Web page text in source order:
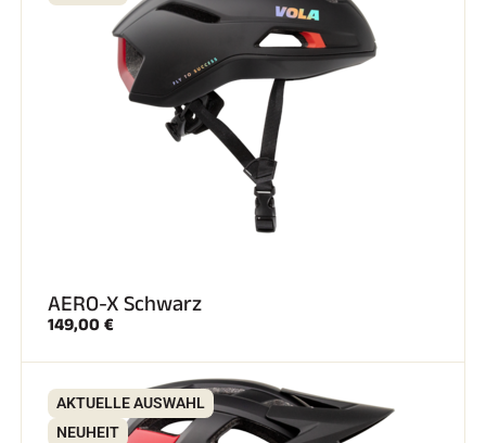
AERO-X Schwarz
149,00 €
AKTUELLE AUSWAHL
NEUHEIT